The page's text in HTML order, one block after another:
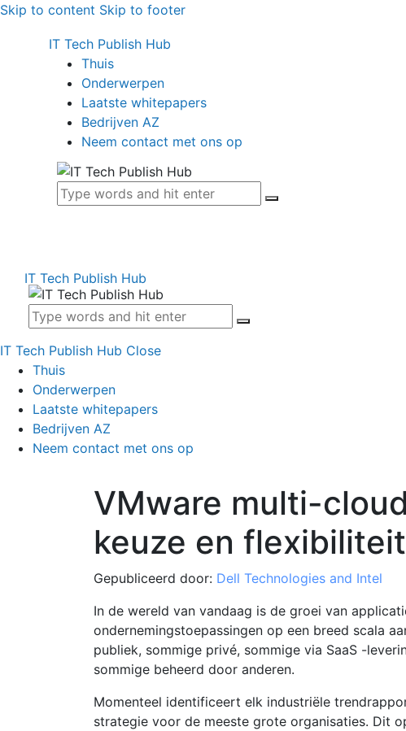
Skip to content Skip to footer
IT Tech Publish Hub
Thuis
Onderwerpen
Laatste whitepapers
Bedrijven AZ
Neem contact met ons op
IT Tech Publish Hub
IT Tech Publish Hub Close
Thuis
Onderwerpen
Laatste whitepapers
Bedrijven AZ
Neem contact met ons op
VMware multi-
keuze en
Gepubliceerd door: Dell Technologies and Intel
In de wereld van vandaag is de groei van
ondernemingstoepassingen op een breed scala
publiek, sommige privé, sommige via SaaS -
sommige beheerd door anderen.
Momenteel identificeert elk industriële
strategie voor de meeste grote organisaties. Dit